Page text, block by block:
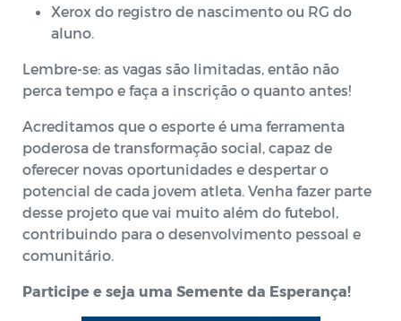
Xerox do registro de nascimento ou RG do
aluno.
Lembre-se: as vagas são limitadas, então não
perca tempo e faça a inscrição o quanto antes!
Acreditamos que o esporte é uma ferramenta
poderosa de transformação social, capaz de
oferecer novas oportunidades e despertar o
potencial de cada jovem atleta. Venha fazer parte
desse projeto que vai muito além do futebol,
contribuindo para o desenvolvimento pessoal e
comunitário.
Participe e seja uma Semente da Esperança!